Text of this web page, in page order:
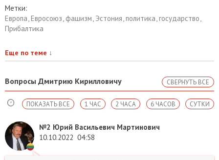
Метки:
Европа,Евросоюз,фашизм, Эстония,политика,государство,
Прибалтика
Еще по теме ↓
Вопросы Дмитрию Кирилловичу СВЕРНУТЬ ВСЕ
СУТКИ
6 ЧАСОВ
2 ЧАСА
1 ЧАС
ПОКАЗАТЬ ВСЕ
№2 Юрий Васильевич Мартинович
10.10.2022 04:58